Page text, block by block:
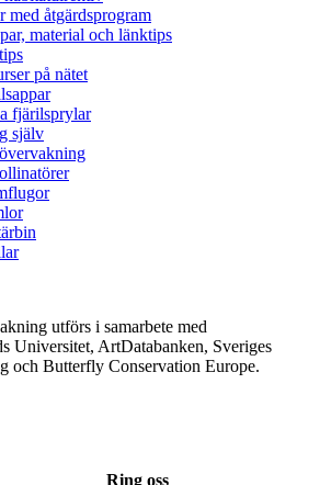
med åtgärdsprogram
material och länktips
på nätet
fjärilsprylar
själv
utförs i samarbete med
Universitet, ArtDatabanken, Sveriges
och Butterfly Conservation Europe.
Ring oss